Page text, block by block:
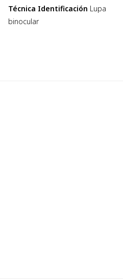
Técnica Identificación Lupa
binocular